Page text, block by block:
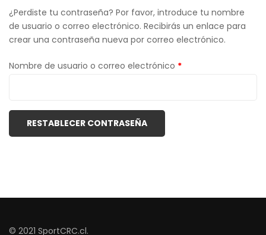
¿Perdiste tu contraseña? Por favor, introduce tu nombre
de usuario o correo electrónico. Recibirás un enlace para
crear una contraseña nueva por correo electrónico.
Nombre de usuario o correo electrónico *Obligatorio
RESTABLECER CONTRASEÑA
© 2021 SportCRC.cl.